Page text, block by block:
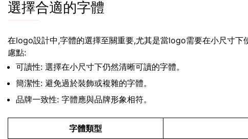
選擇合適的字體
在logo設計中,字體的選擇至關重要,尤其是當logo需要在小尺寸
慮點:
可讀性: 選擇在小尺寸下仍然清晰可讀的字體。
簡潔性: 避免過於裝飾或複雜的字體。
品牌一致性: 字體應與品牌形象相符。
字體類型